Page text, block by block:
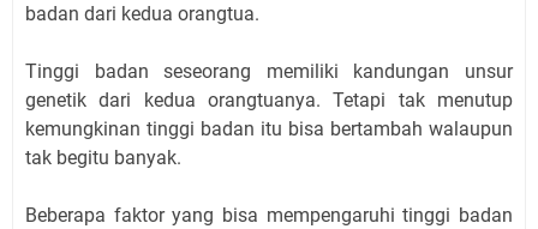
badan dari kedua orangtua.
Tinggi badan seseorang memiliki kandungan unsur
genetik dari kedua orangtuanya. Tetapi tak menutup
kemungkinan tinggi badan itu bisa bertambah walaupun
tak begitu banyak.
Beberapa faktor yang bisa mempengaruhi tinggi badan